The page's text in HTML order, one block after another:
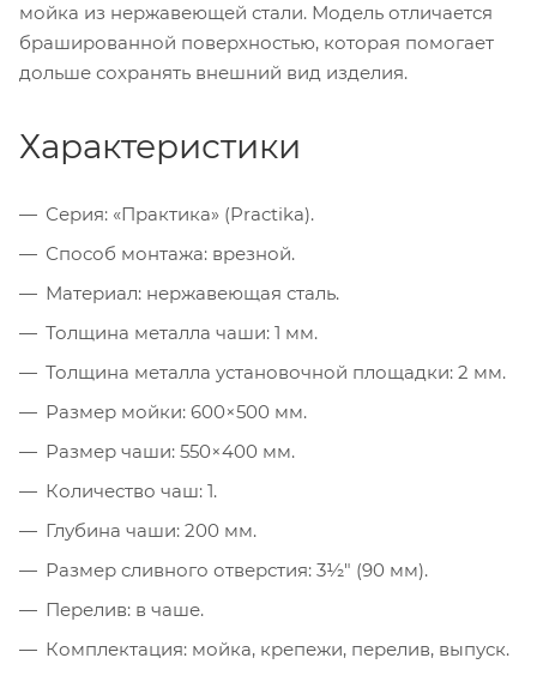
мойка из нержавеющей стали. Модель отличается
брашированной поверхностью, которая помогает
дольше сохранять внешний вид изделия.
Характеристики
Серия: «Практика» (Practika).
Способ монтажа: врезной.
Материал: нержавеющая сталь.
Толщина металла чаши: 1 мм.
Толщина металла установочной площадки: 2 мм.
Размер мойки: 600×500 мм.
Размер чаши: 550×400 мм.
Количество чаш: 1.
Глубина чаши: 200 мм.
Размер сливного отверстия: 3½″ (90 мм).
Перелив: в чаше.
Комплектация: мойка, крепежи, перелив, выпуск.